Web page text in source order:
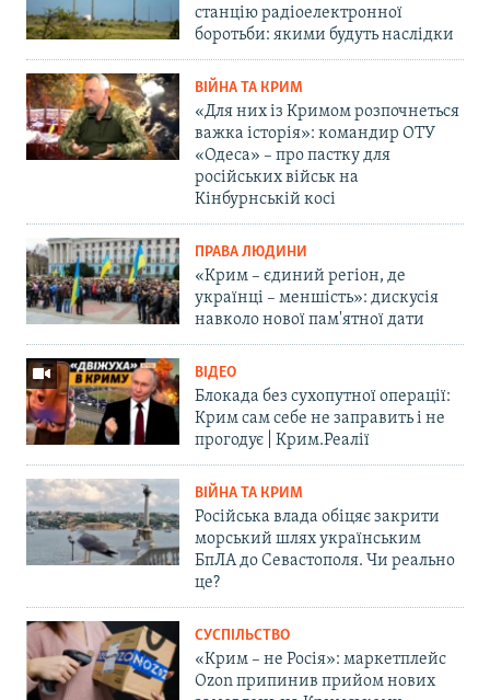
станцію радіоелектронної
боротьби: якими будуть наслідки
ВІЙНА ТА КРИМ
«Для них із Кримом розпочнеться
важка історія»: командир ОТУ
«Одеса» – про пастку для
російських військ на
Кінбурнській косі
ПРАВА ЛЮДИНИ
«Крим – єдиний регіон, де
українці – меншість»: дискусія
навколо нової пам'ятної дати
ВІДЕО
Блокада без сухопутної операції:
Крим сам себе не заправить і не
прогодує | Крим.Реалії
ВІЙНА ТА КРИМ
Російська влада обіцяє закрити
морський шлях українським
БпЛА до Севастополя. Чи реально
це?
СУСПІЛЬСТВО
«Крим – не Росія»: маркетплейс
Ozon припинив прийом нових